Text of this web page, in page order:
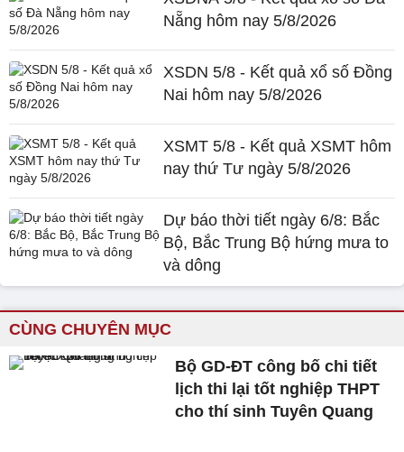
Nẵng hôm nay 5/8/2026
XSDN 5/8 - Kết quả xổ số Đồng
Nai hôm nay 5/8/2026
XSMT 5/8 - Kết quả XSMT hôm
nay thứ Tư ngày 5/8/2026
Dự báo thời tiết ngày 6/8: Bắc
Bộ, Bắc Trung Bộ hứng mưa to
và dông
CÙNG CHUYÊN MỤC
Bộ GD-ĐT công bố chi tiết
lịch thi lại tốt nghiệp THPT
cho thí sinh Tuyên Quang